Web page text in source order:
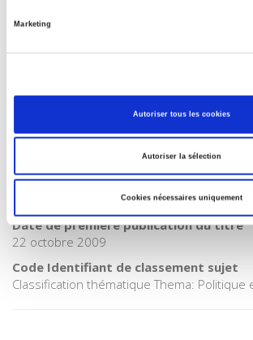
Marketing
Autoriser tous les cookies
Autoriser la sélection
Cookies nécessaires uniquement
Internet Hierarchy
Catégorie (éditeur)
BISAC Subject Heading
POL000000 POLITICAL SCIENCE
Code publique Onix
06 Professionnel et académique
CLIL (Version 2013-2019 )
3283 SCIENCES POLITIQUES
Date de première publication du titre
22 octobre 2009
Code Identifiant de classement sujet
Classification thématique Thema: